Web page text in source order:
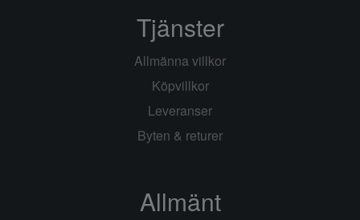
Tjänster
Allmänna villkor
Köpvillkor
Leveranser
Byten & returer
Allmänt